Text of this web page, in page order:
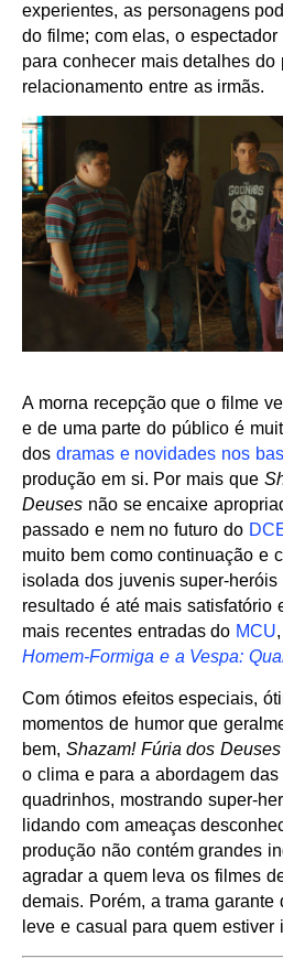
experientes, as personagens
do filme; com elas, o
para conhecer mais detalhes do
relacionamento entre as irmãs.
A morna recepção que o filme
e de uma parte do público é
dos dramas e novidades nos
produção em si. Por mais que
Deuses não se encaixe
passado e nem no futuro do
muito bem como continuação e
isolada dos juvenis super-
resultado é até mais satisfatório
mais recentes entradas do MCU,
Homem-Formiga e a Vespa:
Com ótimos efeitos especiais,
momentos de humor que
bem, Shazam! Fúria dos Deuses
o clima e para a abordagem
quadrinhos, mostrando super-
lidando com ameaças
produção não contém grandes
agradar a quem leva os filmes
demais. Porém, a trama
leve e casual para quem estiver